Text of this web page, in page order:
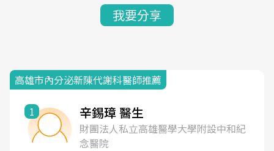
我要分享
高雄市內分泌新陳代謝科醫師推薦
1 辛錫璋 醫生
財團法人私立高雄醫學大學附設中和紀
念醫院